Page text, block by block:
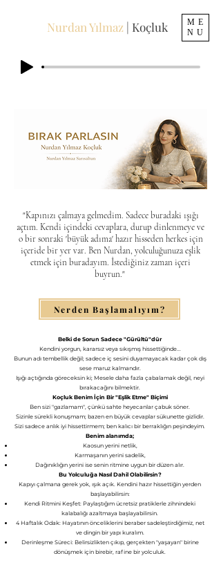
ME
NU
Nurdan Yılmaz | Koçluk
​"Kapınızı çalmaya gelmedim. Sadece buradaki ışığı
açtım. Kendi içindeki cevaplara, durup dinlenmeye ve
o bir sonraki 'büyük adıma' hazır hisseden herkes için
içeride bir yer var. Ben Nurdan, yolculuğunuza eşlik
etmek için buradayım. İstediğiniz zaman içeri
buyrun."
Nerden Başlamalıyım?
Belki de Sorun Sadece "Gürültü"dür
​Kendini yorgun, kararsız veya sıkışmış hissettiğinde...
Bunun adı tembellik değil; sadece iç sesini duyamayacak kadar çok dış
sese maruz kalmandır.
​Işığı açtığında göreceksin ki; Mesele daha fazla çabalamak değil, neyi
bırakacağını bilmektir.
Koçluk Benim İçin Bir "Eşlik Etme" Biçimi
​Ben sizi "gazlamam", çünkü sahte heyecanlar çabuk söner.
Sizinle sürekli konuşmam; bazen en büyük cevaplar sükunette gizlidir.
Sizi sadece anlık iyi hissettirmem; ben kalıcı bir berraklığın peşindeyim.
Benim alanımda;
​Kaosun yerini netlik,
​Karmaşanın yerini sadelik,
​Dağınıklığın yerini ise senin ritmine uygun bir düzen alır.
Bu Yolculuğa Nasıl Dahil Olabilirsin?
​Kapıyı çalmana gerek yok, ışık açık. Kendini hazır hissettiğin yerden
başlayabilirsin:
​Kendi Ritmini Keşfet: Paylaştığım ücretsiz pratiklerle zihnindeki
kalabalığı azaltmaya başlayabilirsin.
​4 Haftalık Odak: Hayatının önceliklerini beraber sadeleştirdiğimiz, net
ve dingin bir yapı kuralım.
​Derinleşme Süreci: Belirsizlikten çıkıp, gerçekten "yaşayan" birine
dönüşmek için birebir, rafine bir yolculuk.